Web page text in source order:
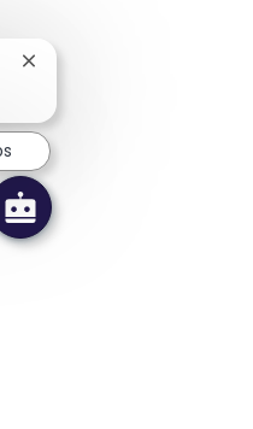
Close chatbot notification